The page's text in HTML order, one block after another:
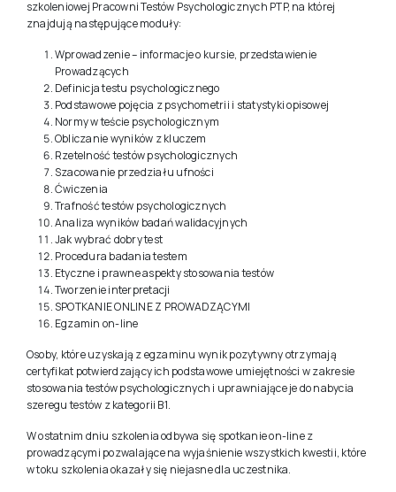
PROGRAM SZKOLENIA
szkoleniowej Pracowni Testów Psychologicznych PTP, na której
znajdują następujące moduły:
Wprowadzenie – informacje o kursie, przedstawienie
Prowadzących
Definicja testu psychologicznego
Podstawowe pojęcia z psychometrii i statystyki opisowej
Normy w teście psychologicznym
Obliczanie wyników z kluczem
Rzetelność testów psychologicznych
Szacowanie przedziału ufności
Ćwiczenia
Trafność testów psychologicznych
Analiza wyników badań walidacyjnych
Jak wybrać dobry test
Procedura badania testem
Etyczne i prawne aspekty stosowania testów
SPOTKANIE ONLINE Z PROWADZĄCYMI
Egzamin on-line
Osoby, które uzyskają z egzaminu wynik pozytywny otrzymają
stosowania testów psychologicznych i uprawniające je do nabycia
szeregu testów z kategorii B1.